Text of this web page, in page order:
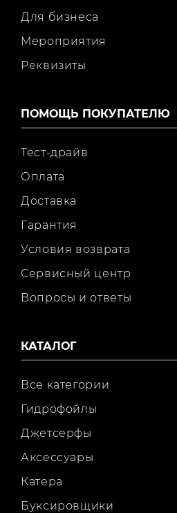
Для бизнеса
Мероприятия
Реквизиты
ПОМОЩЬ ПОКУПАТЕЛЮ
Тест-драйв
Оплата
Доставка
Гарантия
Условия возврата
Сервисный центр
Вопросы и ответы
КАТАЛОГ
Все категории
Гидрофойлы
Джетсерфы
Аксессуары
Катера
Буксировщики